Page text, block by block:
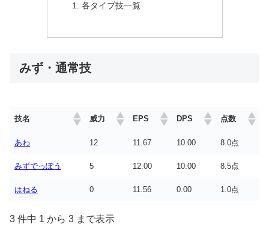
各タイプ技一覧
みず・通常技
技名 威力 EPS DPS 点数
あわ 12 11.67 10.00 8.0点
みずでっぽう 5 12.00 10.00 8.5点
はねる 0 11.56 0.00 1.0点
3 件中 1 から 3 まで表示